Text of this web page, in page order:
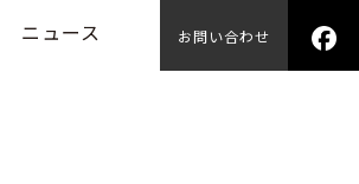
ニュース お問い合わせ